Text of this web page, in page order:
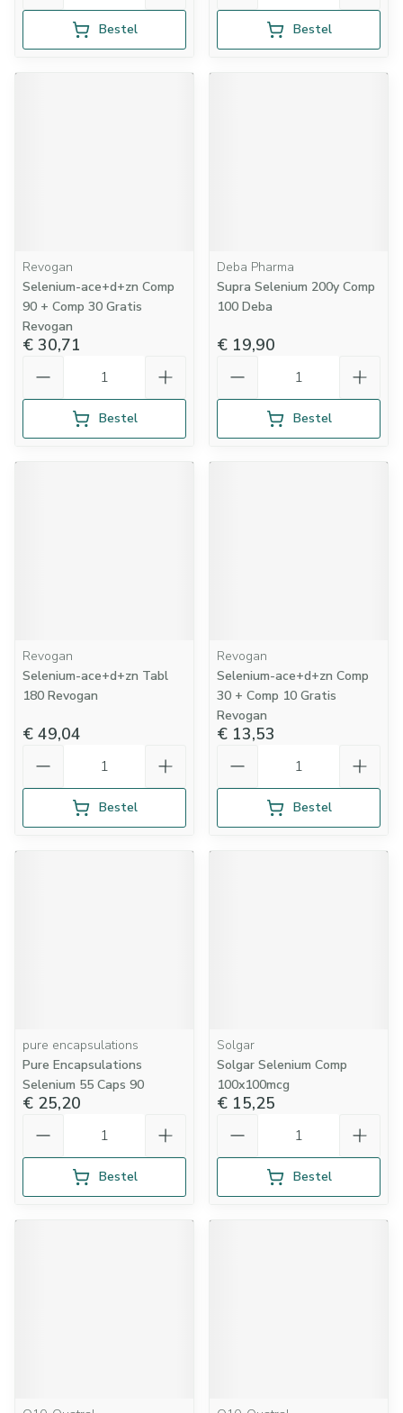
Bestel Bestel
Revogan
Selenium-ace+d+zn Comp
90 + Comp 30 Gratis
Revogan
€ 30,71
Bestel
Deba Pharma
Supra Selenium 200y Comp
100 Deba
€ 19,90
Bestel
Revogan
Selenium-ace+d+zn Tabl
180 Revogan
€ 49,04
Bestel
Revogan
Selenium-ace+d+zn Comp
30 + Comp 10 Gratis
Revogan
€ 13,53
Bestel
pure encapsulations
Pure Encapsulations
Selenium 55 Caps 90
€ 25,20
Bestel
Solgar
Solgar Selenium Comp
100x100mcg
€ 15,25
Bestel